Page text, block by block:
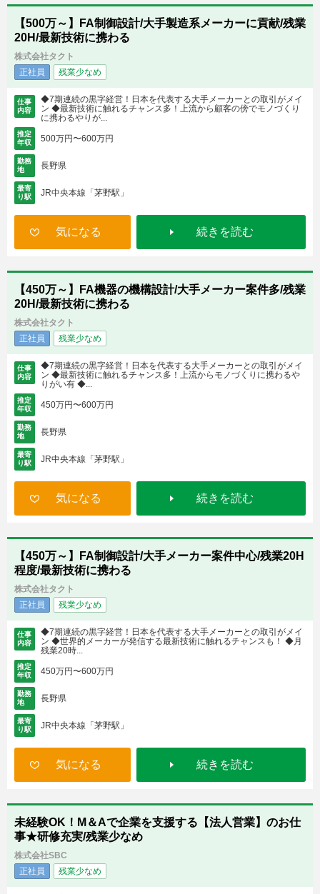
【500万～】FA制御設計/大手製造系メーカーに貢献/残業
20H/最新技術に携わる
株式会社タクト
正社員
残業少なめ
仕事
内容
◆7期連続の黒字経営！日本を代表する大手メーカーとの取引がメイ
ン ◆最新技術に触れるチャンス多！上流から顧客の傍でモノづくり
に携わるやりが...
推定
年収
500万円〜600万円
勤務
地
長野県
最寄
り駅
JR中央本線「茅野駅」
気になる 続きを読む
【450万～】FA機器の機構設計/大手メーカー案件多/残業
20H/最新技術に携わる
株式会社タクト
正社員
残業少なめ
仕事
内容
◆7期連続の黒字経営！日本を代表する大手メーカーとの取引がメイ
ン ◆最新技術に触れるチャンス多！上流からモノづくりに携わるや
りがい有 ◆...
推定
年収
450万円〜600万円
勤務
地
長野県
最寄
り駅
JR中央本線「茅野駅」
気になる 続きを読む
【450万～】FA制御設計/大手メーカー案件中心/残業20H
程度/最新技術に携わる
株式会社タクト
正社員
残業少なめ
仕事
内容
◆7期連続の黒字経営！日本を代表する大手メーカーとの取引がメイ
ン ◆世界的メーカーが発信する最新技術に触れるチャンスも！ ◆月
残業20時...
推定
年収
450万円〜600万円
勤務
地
長野県
最寄
り駅
JR中央本線「茅野駅」
気になる 続きを読む
未経験OK！M＆Aで企業を支援する【法人営業】のお仕
事★研修充実/残業少なめ
株式会社SBC
正社員
残業少なめ